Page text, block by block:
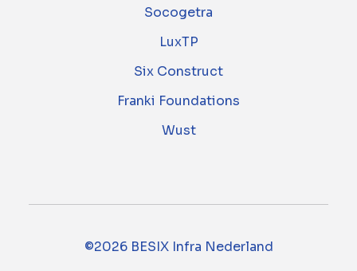
Socogetra
LuxTP
Six Construct
Franki Foundations
Wust
©2026 BESIX Infra Nederland